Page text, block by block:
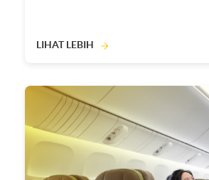
LIHAT LEBIH